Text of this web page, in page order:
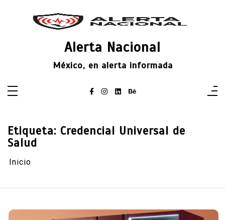
Alerta Nacional
México, en alerta informada
Etiqueta: Credencial Universal de
Salud
Inicio